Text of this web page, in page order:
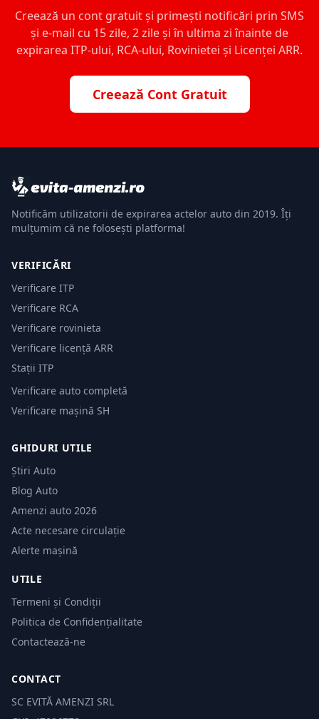
Creează un cont gratuit și primești notificări prin SMS
și e-mail cu 15 zile, 2 zile și în ultima zi înainte de
expirarea ITP-ului, RCA-ului, Rovinietei și Licenței ARR.
Creează Cont Gratuit
Notificăm utilizatorii de expirarea actelor auto din 2019. Îți
mulțumim că ne folosești platforma!
VERIFICĂRI
Verificare ITP
Verificare RCA
Verificare rovinieta
Verificare licență ARR
Stații ITP
Verificare auto completă
Verificare mașină SH
GHIDURI UTILE
Știri Auto
Blog Auto
Amenzi auto 2026
Acte necesare circulație
Alerte mașină
UTILE
Termeni și Condiții
Politica de Confidențialitate
Contactează-ne
CONTACT
SC EVITĂ AMENZI SRL